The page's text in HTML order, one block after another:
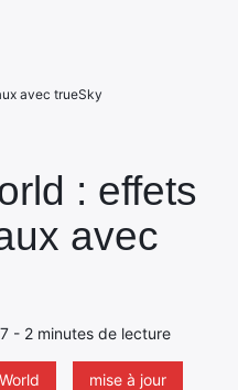
: effets
avec
- 2 minutes de lecture
mise à jour
avec trueSky